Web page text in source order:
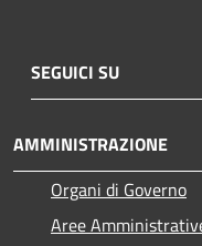
SEGUICI SU
AMMINISTRAZIONE
Organi di Governo
Aree